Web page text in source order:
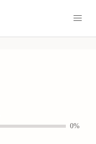
0%